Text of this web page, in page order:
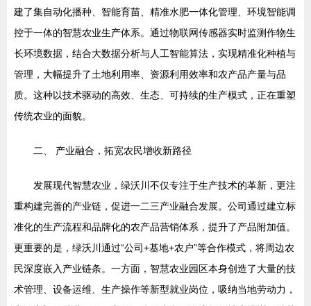
建了集自动化播种、智能育苗、精准水肥一体化管理、环境智能调
控于一体的智慧农业生产体系。通过物联网传感器实时监测作物生
长环境数据，结合大数据分析与人工智能算法，实现精准化种植与
管理，大幅提升了土地利用率、资源利用效率和农产品产量与品
质。这种以技术驱动的高效、生态、可持续的生产模式，正在重塑
传统农业的面貌。
二、 产业融合，拓宽农民增收新路径
发展现代智慧农业，绿沃川不仅专注于生产技术的革新，更注
重构建完善的产业链，促进一二三产业融合发展。公司通过建立标
准化的生产流程和品牌化的农产品营销体系，提升了产品附加值。
更重要的是，绿沃川通过“公司+基地+农户”等合作模式，将周边农
民深度嵌入产业链条。一方面，智慧农业园区本身创造了大量的技
术管理、设备运维、生产操作等新型就业岗位，吸纳当地劳动力，